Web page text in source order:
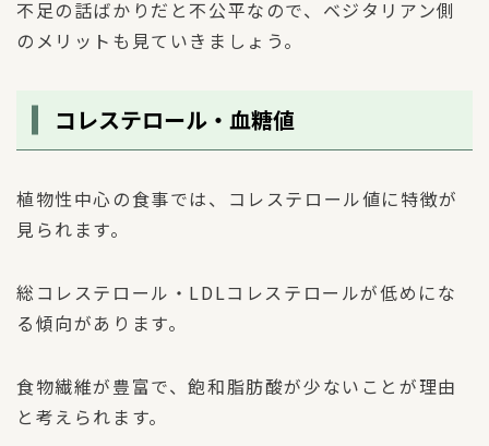
不足の話ばかりだと不公平なので、ベジタリアン側
のメリットも見ていきましょう。
コレステロール・血糖値
植物性中心の食事では、コレステロール値に特徴が
見られます。
総コレステロール・LDLコレステロールが低めにな
る傾向があります。
食物繊維が豊富で、飽和脂肪酸が少ないことが理由
と考えられます。